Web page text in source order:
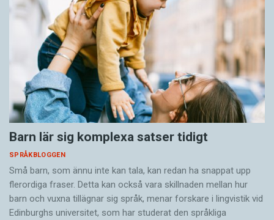
Barn lär sig komplexa satser tidigt
SPRÅKBLOGGEN
Små barn, som ännu inte kan tala, kan redan ha snappat upp
flerordiga fraser. Detta kan också vara skillnaden mellan hur
barn och vuxna tillägnar sig språk, menar forskare i lingvistik vid
Edinburghs universitet, som har studerat den språkliga